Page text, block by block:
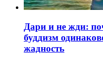
Дари и не жди:
буддизм
жадность